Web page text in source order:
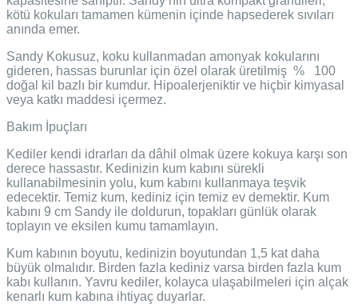
kötü kokuları tamamen kümenin içinde hapsederek sıvıları
anında emer.
Sandy Kokusuz, koku kullanmadan amonyak kokularını
gideren, hassas burunlar için özel olarak üretilmiş % 100
doğal kil bazlı bir kumdur. Hipoalerjeniktir ve hiçbir kimyasal
veya katkı maddesi içermez.
Bakım İpuçları
Kediler kendi idrarları da dâhil olmak üzere kokuya karşı son
derece hassastır. Kedinizin kum kabını sürekli
kullanabilmesinin yolu, kum kabını kullanmaya teşvik
edecektir. Temiz kum, kediniz için temiz ev demektir. Kum
kabını 9 cm Sandy ile doldurun, topakları günlük olarak
toplayın ve eksilen kumu tamamlayın.
Kum kabının boyutu, kedinizin boyutundan 1,5 kat daha
büyük olmalıdır. Birden fazla kediniz varsa birden fazla kum
kabı kullanın. Yavru kediler, kolayca ulaşabilmeleri için alçak
kenarlı kum kabına ihtiyaç duyarlar.